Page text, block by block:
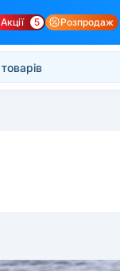
Акції 5 Розпродаж